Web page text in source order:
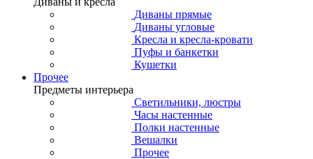
Диваны прямые
Диваны угловые
Кресла и кресла-кровати
Пуфы и банкетки
Кушетки
Прочее
Предметы интерьера
Светильники, люстры
Часы настенные
Полки настенные
Вешалки
Прочее